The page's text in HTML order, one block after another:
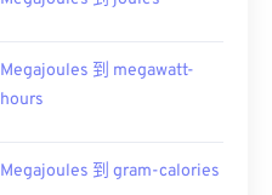
Megajoules 到 megawatt-
hours
Megajoules 到 gram-calories